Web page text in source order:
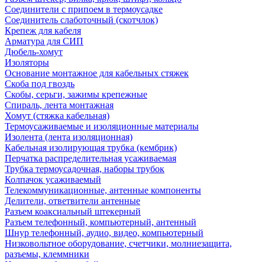
Соединители с припоем в термоусадке
Соединитель слаботочный (скотчлок)
Крепеж для кабеля
Арматура для СИП
Дюбель-хомут
Изоляторы
Основание монтажное для кабельных стяжек
Скоба под гвоздь
Скобы, серьги, зажимы крепежные
Спираль, лента монтажная
Хомут (стяжка кабельная)
Термоусаживаемые и изоляционные материалы
Изолента (лента изоляционная)
Кабельная изолирующая трубка (кембрик)
Перчатка распределительная усаживаемая
Трубка термоусадочная, наборы трубок
Колпачок усаживаемый
Телекоммуникационные, антенные компоненты
Делители, ответвители антенные
Разъем коаксиальный штекерный
Разъем телефонный, компьютерный, антенный
Шнур телефонный, аудио, видео, компьютерный
Низковольтное оборудование, счетчики, молниезащита,
разъемы, клеммники